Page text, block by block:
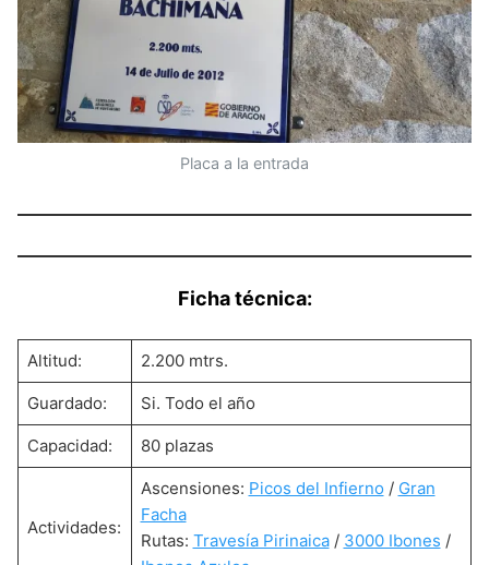
Placa a la entrada
Ficha técnica:
Altitud: 2.200 mtrs.
Guardado: Si. Todo el año
Capacidad: 80 plazas
Actividades:
Ascensiones: Picos del Infierno / Gran
Facha
Rutas: Travesía Pirinaica/ 3000 Ibones /